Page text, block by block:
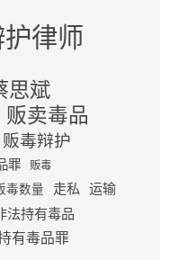
律师
思斌
贩卖毒品
毒辩护
罪
贩毒
毒数量 走私 运输
法持有毒品
有毒品罪